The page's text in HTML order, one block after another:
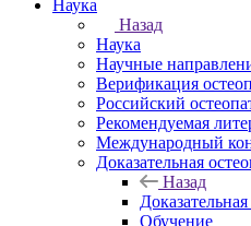
Наука
Назад
Наука
Научные
Верификация
Российский
Рекомендуемая
Международный
Доказательная
Назад
Обучение